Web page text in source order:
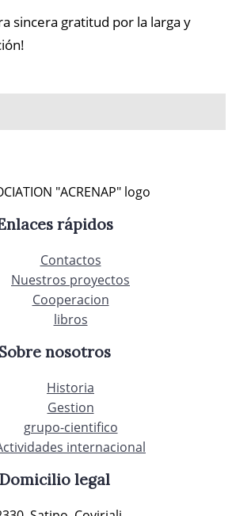
sincera gratitud por la larga y
rápidos
Contactos
Nuestros proyectos
Cooperacion
libros
Sobre nosotros
Historia
Gestion
grupo-cientifico
internacional
Domicilio legal